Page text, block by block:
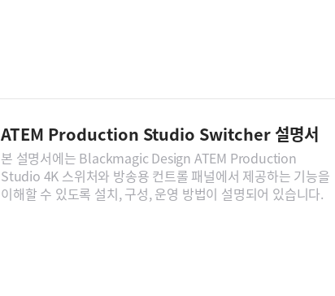
ATEM Production Studio Switcher 설명서
본 설명서에는 Blackmagic Design ATEM Production
Studio 4K 스위처와 방송용 컨트롤 패널에서 제공하는 기능을
이해할 수 있도록 설치, 구성, 운영 방법이 설명되어 있습니다.